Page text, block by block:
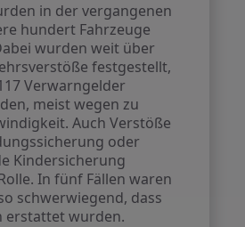
in der vergangenen
hundert Fahrzeuge
wurden weit über
festgestellt,
Verwarngelder
meist wegen zu
Auch Verstöße
oder
Kindersicherung
In fünf Fällen waren
schwerwiegend, dass
erstattet wurden.